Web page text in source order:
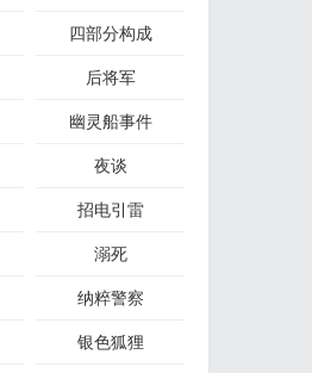
四部分构成
后将军
幽灵船事件
夜谈
招电引雷
溺死
纳粹警察
银色狐狸